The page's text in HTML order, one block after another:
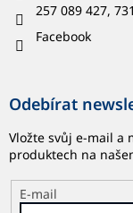
257 089 427,
Facebook
Odebírat
Vložte svůj e-mail a
produktech na
E-mail